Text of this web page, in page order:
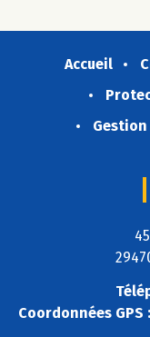
Accueil
Coordonnées GPS :